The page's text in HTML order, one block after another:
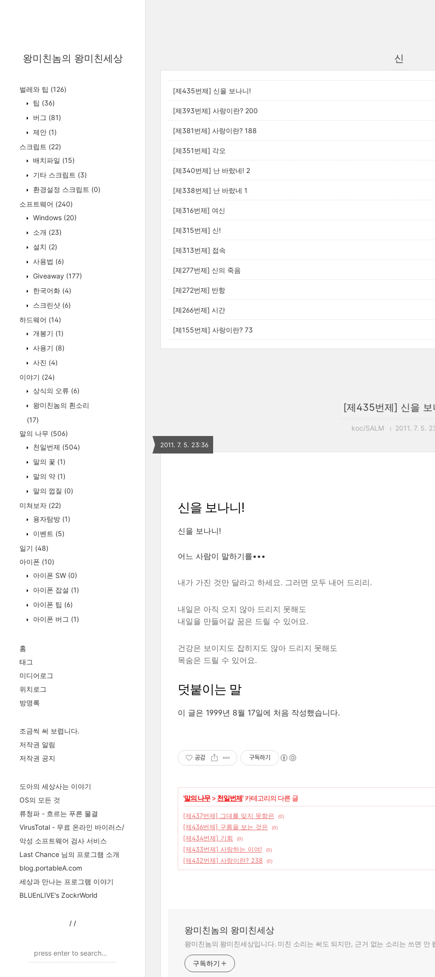
왕미친놈의 왕미친세상
벌레와 팁 (126)
팁 (36)
버그 (81)
제안 (1)
스크립트 (22)
배치파일 (15)
기타 스크립트 (3)
환경설정 스크립트 (0)
소프트웨어 (240)
Windows (20)
소개 (23)
설치 (2)
사용법 (6)
Giveaway (177)
한국어화 (4)
스크린샷 (6)
하드웨어 (14)
개봉기 (1)
사용기 (8)
사진 (4)
이야기 (24)
상식의 오류 (6)
왕미친놈의 흰소리
(17)
말의 나무 (506)
천일번제 (504)
말의 꽃 (1)
말의 약 (1)
말의 껍질 (0)
미쳐보자 (22)
용자탐방 (1)
이벤트 (5)
일기 (48)
아이폰 (10)
아이폰 SW (0)
아이폰 잡설 (1)
아이폰 팁 (6)
아이폰 버그 (1)
홈
태그
미디어로그
위치로그
방명록
조금씩 써 보렵니다.
저작권 알림
저작권 공지
도아의 세상사는 이야기
OS의 모든 것
류청파 - 흐르는 푸른 물결
VirusTotal - 무료 온라인 바이러스/
악성 소프트웨어 검사 서비스
Last Chance 님의 프로그램 소개
blog.portableA.com
세상과 만나는 프로그램 이야기
BLUEnLIVE's ZockrWorld
/ /
신
[제435번제] 신을 보나니!
[제393번제] 사랑이란? 200
[제381번제] 사랑이란? 188
[제351번제] 각오
[제340번제] 난 바랐네! 2
[제338번제] 난 바랐네 1
[제316번제] 여신
[제315번제] 신!
[제313번제] 접속
[제277번제] 신의 죽음
[제272번제] 반항
[제266번제] 시간
[제155번제] 사랑이란? 73
[제435번제] 신을 보
koc/SALM 2011. 7. 5.
2011. 7. 5. 23:36
신을 보나니!
신을 보나니!
어느 사람이 말하기를•••
내가 가진 것만 달라고 하세요. 그러면 모두 내어 드리리.
내일은 아직 오지 않아 드리지 못해도
내일을 만들어갈 꿈은 드릴 수 있어요.
건강은 보이지도 잡히지도 않아 드리지 못해도
목숨은 드릴 수 있어요.
덧붙이는 말
이 글은 1999년 8월 17일에 처음 작성했습니다.
공감 구독하기
'말의 나무> 천일번제' 카테고리의 다른 글
[제437번제] 그대를 잊지 못함은 (0)
[제436번제] 구름을 보는 것은
(0)
[제434번제] 기회
(0)
[제433번제] 사랑하는 이여!
(0)
[제432번제] 사랑이란? 238
(0)
왕미친놈의 왕미친세상
왕미친놈의 왕미친세상입니다. 미친 소리는 써도 되지만, 근거 없는 소리는 쓰면 안
구독하기